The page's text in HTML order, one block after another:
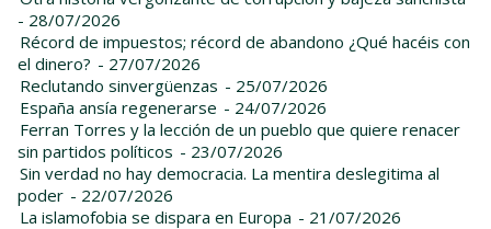
- 28/07/2026
Récord de impuestos; récord de abandono ¿Qué hacéis con
el dinero? - 27/07/2026
Reclutando sinvergüenzas - 25/07/2026
España ansía regenerarse - 24/07/2026
Ferran Torres y la lección de un pueblo que quiere renacer
sin partidos políticos - 23/07/2026
Sin verdad no hay democracia. La mentira deslegitima al
poder - 22/07/2026
La islamofobia se dispara en Europa - 21/07/2026